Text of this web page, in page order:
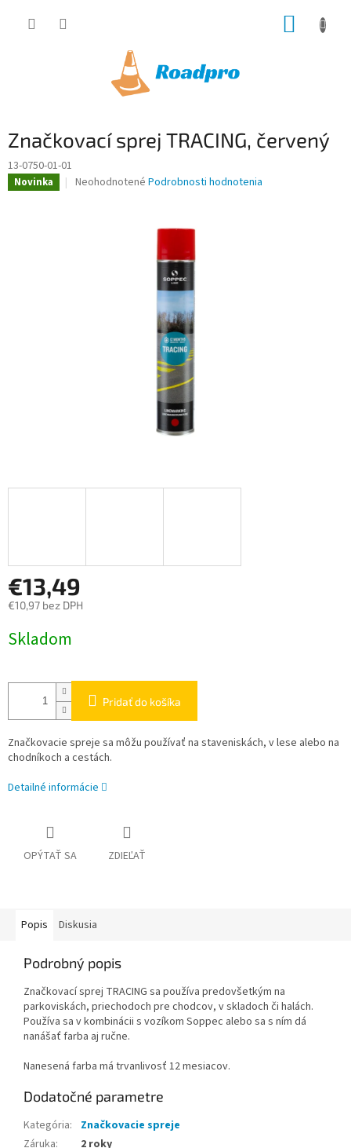
Značkovací sprej TRACING, červený
13-0750-01-01
Novinka
Priemerné
Neohodnotené Podrobnosti hodnotenia
€13,49
€10,97 bez DPH
cena:
Skladom
Pridať do košíka
Značkovacie spreje sa môžu používať na staveniskách, v lese alebo na
chodníkoch a cestách.
Detailné informácie
OPÝTAŤ SA ZDIEĽAŤ
Popis Diskusia
Podrobný popis
Značkovací sprej TRACING sa používa predovšetkým na
parkoviskách, priechodoch pre chodcov, v skladoch či halách.
Používa sa v kombinácii s vozíkom Soppec alebo sa s ním dá
nanášať farba aj ručne.
Nanesená farba má trvanlivosť 12 mesiacov.
Dodatočné parametre
Kategória:
Značkovacie spreje
Záruka:
2 roky